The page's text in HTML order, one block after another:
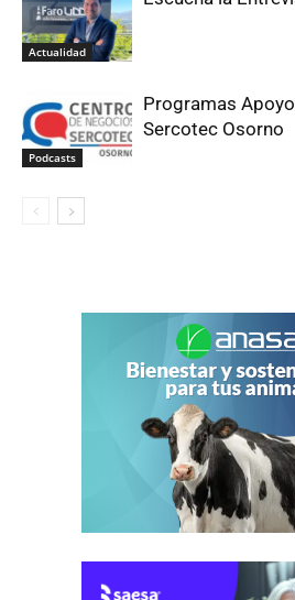
Actualidad
Podcasts
Programas
Sercotec Osorno